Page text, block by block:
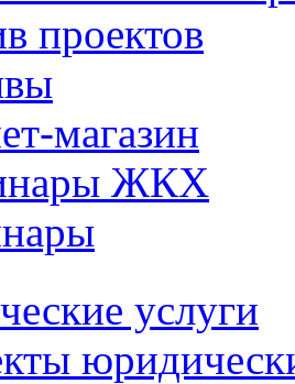
проектов
магазин
ЖКХ
услуги